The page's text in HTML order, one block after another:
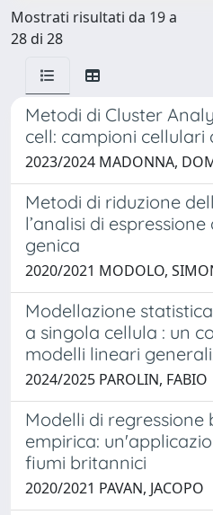
Mostrati risultati da 19 a
28 di 28
Metodi di Cluster
cell: campioni cellulari
2023/2024 MADONNA,
Metodi di riduzione
l’analisi di
genica
2020/2021 MODOLO,
Modellazione
a singola cellula : un
modelli lineari
2024/2025 PAROLIN, FABIO
Modelli di regressione
empirica:
fiumi britannici
2020/2021 PAVAN, JACOPO